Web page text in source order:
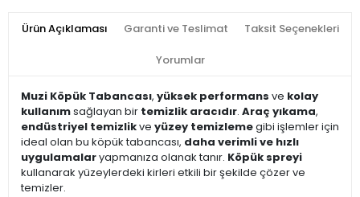
Ürün Açıklaması Garanti ve Teslimat Taksit Seçenekleri
Yorumlar
Muzi Köpük Tabancası, yüksek performans ve kolay
kullanımsağlayan bir temizlik aracıdır. Araç yıkama,
endüstriyel temizlikve yüzey temizlemegibi işlemler için
ideal olan bu köpük tabancası, daha verimli ve hızlı
uygulamalaryapmanıza olanak tanır. Köpük spreyi
kullanarak yüzeylerdeki kirleri etkili bir şekilde çözer ve
temizler.